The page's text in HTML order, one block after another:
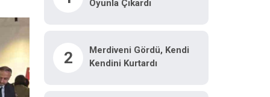
Oyunla Çıkardı
2
Merdiveni Gördü, Kendi
Kendini Kurtardı